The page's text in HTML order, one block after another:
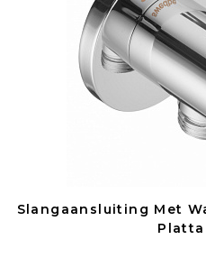
Slangaansluiting Met
Platta